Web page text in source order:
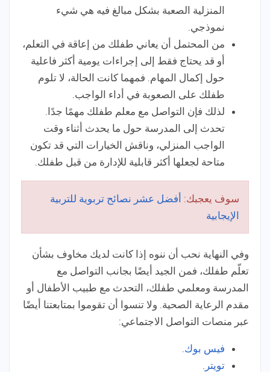
المنزلية الصعبة بشكل مبالغ فيه هي شيء
نموذجي.
من المحتمل أن يعاني طفلك من إعاقة في التعلم،
أو قد يحتاج فقط إلى إجراءات يومية أكثر فاعلية
حول إكمال المهام. فمهما كانت الحالة، لا تلوم
طفلك على الصعوبة في أداء الواجب.
لذلك فإن التواصل مع معلم طفلك مهمًا جدًا.
تحدث إلى المدرسة حول ما يحدث أثناء وقت
الواجب المنزلي، وناقش الخيارات التي قد تكون
متاحة لجعلها أكثر قابلية للإدارة من قبل طفلك.
سوف يعجبك: أفضل عشر نصائح تربوية للتربية
الإيجابية
وفي النهاية نحب أن ننوه إذا كانت لديك مخاوف بشأن
تعلّم طفلك، فمن الجيد أيضًا بجانب التواصل مع
المدرسة ومعلمي طفلك، التحدث مع طبيب الأطفال أو
مقدم الرعاية الصحية. ولا تنسوا أن تقوموا بمتابعتنا أيضًا
عبر منصات التواصل الاجتماعي:
فيس بوك.
تويتر .